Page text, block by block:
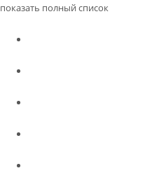
показать полный список